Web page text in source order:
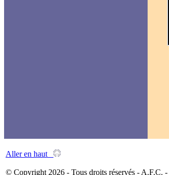
Aller en haut
© Copyright 2026 - Tous droits réservés - A.F.C. -